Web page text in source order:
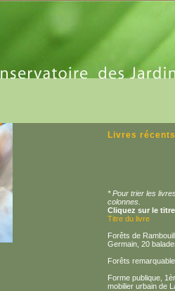
Livres récents
* Pour trier les
colonnes.
Cliquez sur le
Titre du livre
Forêts de
Germain, 20
Forêts
Forme publique,
mobilier urbain de